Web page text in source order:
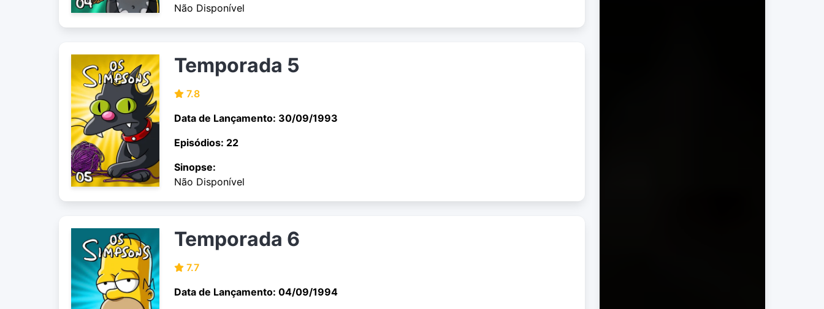
Não Disponível
Temporada 5
7.8
Data de Lançamento: 30/09/1993
Episódios: 22
Sinopse:
Não Disponível
Temporada 6
7.7
Data de Lançamento: 04/09/1994